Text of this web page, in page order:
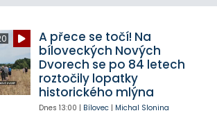
A přece se točí! Na
bíloveckých Nových
Dvorech se po 84 letech
roztočily lopatky
historického mlýna
Dnes 13:00 | Bílovec| Michal Slonina